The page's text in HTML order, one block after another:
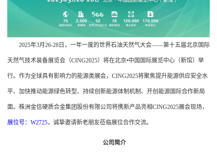
2025年3月26-28日，一年一度的世界石油天然气大会——第十五届北京国际
天然气技术装备展览会（CING2025）将在北京•中国国际展览中心（新馆）举
行。作为全球具有影响力的能源类展会，CING2025将聚焦提升能源供应安全水
平、加快推动能源绿色转型、持续创新能源体制机制、开创能源国际合作新局
面。株洲金信硬质合金集团股份有限公司将携新产品亮相CING2025展会现场，
展位号：W2725，诚挚邀请新老朋友莅临展位合作交流。
公司简介